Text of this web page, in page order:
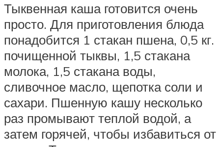
Тыквенная каша готовится очень
просто. Для приготовления блюда
понадобится 1 стакан пшена, 0,5 кг.
почищенной тыквы, 1,5 стакана
молока, 1,5 стакана воды,
сливочное масло, щепотка соли и
сахари. Пшенную кашу несколько
раз промывают теплой водой, а
затем горячей, чтобы избавиться от